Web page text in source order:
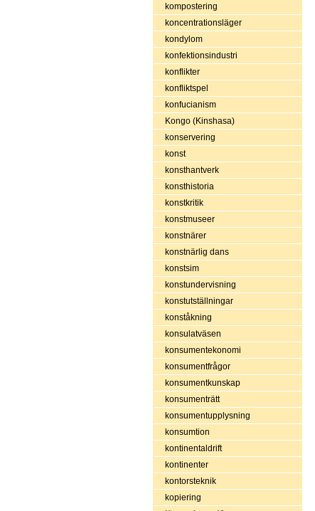
kompostering
koncentrationsläger
kondylom
konfektionsindustri
konflikter
konfliktspel
konfucianism
Kongo (Kinshasa)
konservering
konst
konsthantverk
konsthistoria
konstkritik
konstmuseer
konstnärer
konstnärlig dans
konstsim
konstundervisning
konstutställningar
konståkning
konsulatväsen
konsumentekonomi
konsumentfrågor
konsumentkunskap
konsumenträtt
konsumentupplysning
konsumtion
kontinentaldrift
kontinenter
kontorsteknik
kopiering